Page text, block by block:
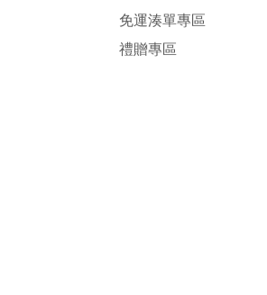
免運湊單專區
禮贈專區